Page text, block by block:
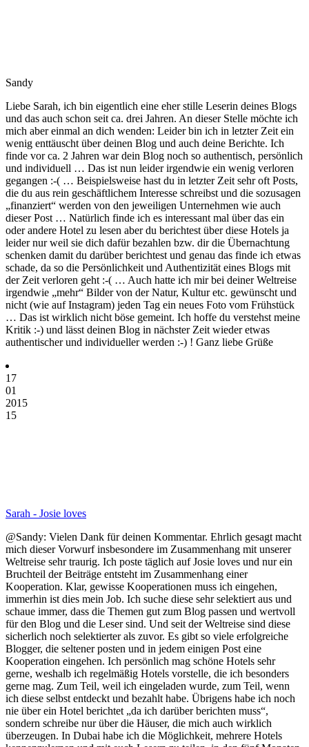
Sandy
Liebe Sarah, ich bin eigentlich eine eher stille Leserin deines Blogs
und das auch schon seit ca. drei Jahren. An dieser Stelle möchte ich
mich aber einmal an dich wenden: Leider bin ich in letzter Zeit ein
wenig enttäuscht über deinen Blog und auch deine Berichte. Ich
finde vor ca. 2 Jahren war dein Blog noch so authentisch, persönlich
und individuell … Das ist nun leider irgendwie ein wenig verloren
gegangen :-( … Beispielsweise hast du in letzter Zeit sehr oft Posts,
die du aus rein geschäftlichem Interesse schreibst und die sozusagen
„finanziert“ werden von den jeweiligen Unternehmen wie auch
dieser Post … Natürlich finde ich es interessant mal über das ein
oder andere Hotel zu lesen aber du berichtest über diese Hotels ja
leider nur weil sie dich dafür bezahlen bzw. dir die Übernachtung
schenken damit du darüber berichtest und genau das finde ich etwas
schade, da so die Persönlichkeit und Authentizität eines Blogs mit
der Zeit verloren geht :-( … Auch hatte ich mir bei deiner Weltreise
irgendwie „mehr“ Bilder von der Natur, Kultur etc. gewünscht und
nicht (wie auf Instagram) jeden Tag ein neues Foto vom Frühstück
… Das ist wirklich nicht böse gemeint. Ich hoffe du verstehst meine
Kritik :-) und lässt deinen Blog in nächster Zeit wieder etwas
authentischer und individueller werden :-) ! Ganz liebe Grüße
17
01
2015
15
Sarah - Josie loves
@Sandy: Vielen Dank für deinen Kommentar. Ehrlich gesagt macht
mich dieser Vorwurf insbesondere im Zusammenhang mit unserer
Weltreise sehr traurig. Ich poste täglich auf Josie loves und nur ein
Bruchteil der Beiträge entsteht im Zusammenhang einer
Kooperation. Klar, gewisse Kooperationen muss ich eingehen,
immerhin ist dies mein Job. Ich suche diese sehr selektiert aus und
schaue immer, dass die Themen gut zum Blog passen und wertvoll
für den Blog und die Leser sind. Und seit der Weltreise sind diese
sicherlich noch selektierter als zuvor. Es gibt so viele erfolgreiche
Blogger, die seltener posten und in jedem einigen Post eine
Kooperation eingehen. Ich persönlich mag schöne Hotels sehr
gerne, weshalb ich regelmäßig Hotels vorstelle, die ich besonders
gerne mag. Zum Teil, weil ich eingeladen wurde, zum Teil, wenn
ich diese selbst entdeckt und bezahlt habe. Übrigens habe ich noch
nie über ein Hotel berichtet „da ich darüber berichten muss“,
sondern schreibe nur über die Häuser, die mich auch wirklich
überzeugen. In Dubai habe ich die Möglichkeit, mehrere Hotels